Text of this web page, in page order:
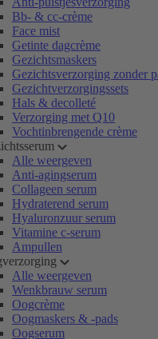
Bb- & cc-crème
Face mist
Getinte dagcrème
Gezichtsmaskers
Gezichtsverzorging zonder
Gezichtverzorgingssets
Hals & decolleté
Verzorging met Q10
Vochtinbrengende crème
Alle weergeven
Anti-agingserum
Collageen serum
Hydraterend serum
Hyaluronzuur serum
Vitamine c-serum
Ampullen
Alle weergeven
Wenkbrauw serum
Oogcrème
Oogmaskers & -pads
Oogserum